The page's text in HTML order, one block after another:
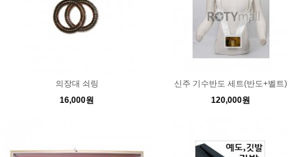
의장대 쇠링
16,000원
신주 기수반도 세트(반도+벨트)
120,000원